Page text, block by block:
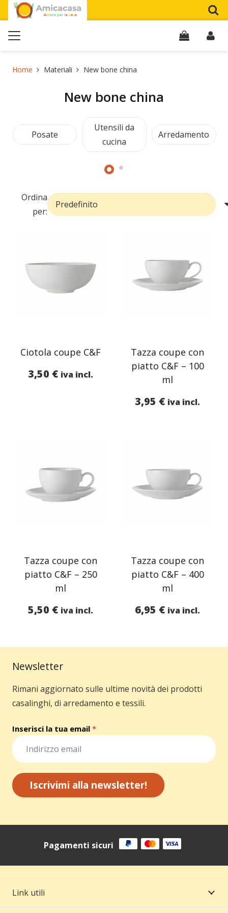
Home Materiali New bone china
New bone china
Posate
Utensili da
cucina
Arredamento
Ordina
per:
Ciotola coupe C&F
3,50 € iva incl.
Tazza coupe con
piatto C&F – 100
ml
3,95 € iva incl.
Tazza coupe con
piatto C&F – 250
ml
5,50 € iva incl.
Tazza coupe con
piatto C&F – 400
ml
6,95 € iva incl.
Newsletter
Rimani aggiornato sulle ultime novità dei prodotti
casalinghi, di arredamento e tessili.
Inserisci la tua email *
Iscrivimi alla newsletter!
Pagamenti sicuri
Link utili